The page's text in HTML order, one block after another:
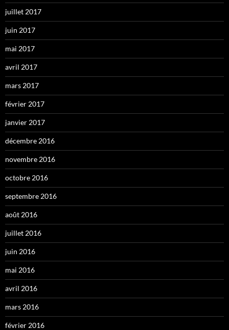
juillet 2017
juin 2017
mai 2017
avril 2017
mars 2017
février 2017
janvier 2017
décembre 2016
novembre 2016
octobre 2016
septembre 2016
août 2016
juillet 2016
juin 2016
mai 2016
avril 2016
mars 2016
février 2016